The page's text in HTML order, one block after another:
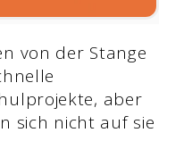
von der Stange
aber
sich nicht auf sie